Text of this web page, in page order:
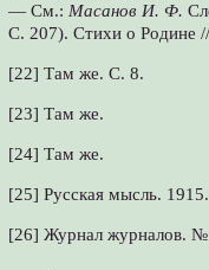
— См.: Масанов И. Ф.
С. 207). Стихи о Родине
[22] Там же. С. 8.
[23] Там же.
[24] Там же.
[25] Русская мысль.
[26] Журнал журналов.